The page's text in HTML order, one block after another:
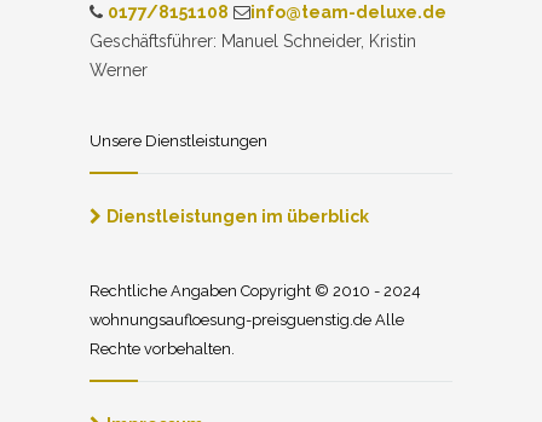
0177/8151108
info@team-deluxe.de
Geschäftsführer: Manuel Schneider, Kristin
Werner
Unsere Dienstleistungen
Dienstleistungen im überblick
Rechtliche Angaben Copyright © 2010 - 2024
wohnungsaufloesung-preisguenstig.de Alle
Rechte vorbehalten.